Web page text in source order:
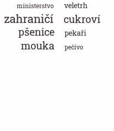
ministerstvo
veletrh
zahraničí
cukroví
pšenice
pekaři
mouka pečivo